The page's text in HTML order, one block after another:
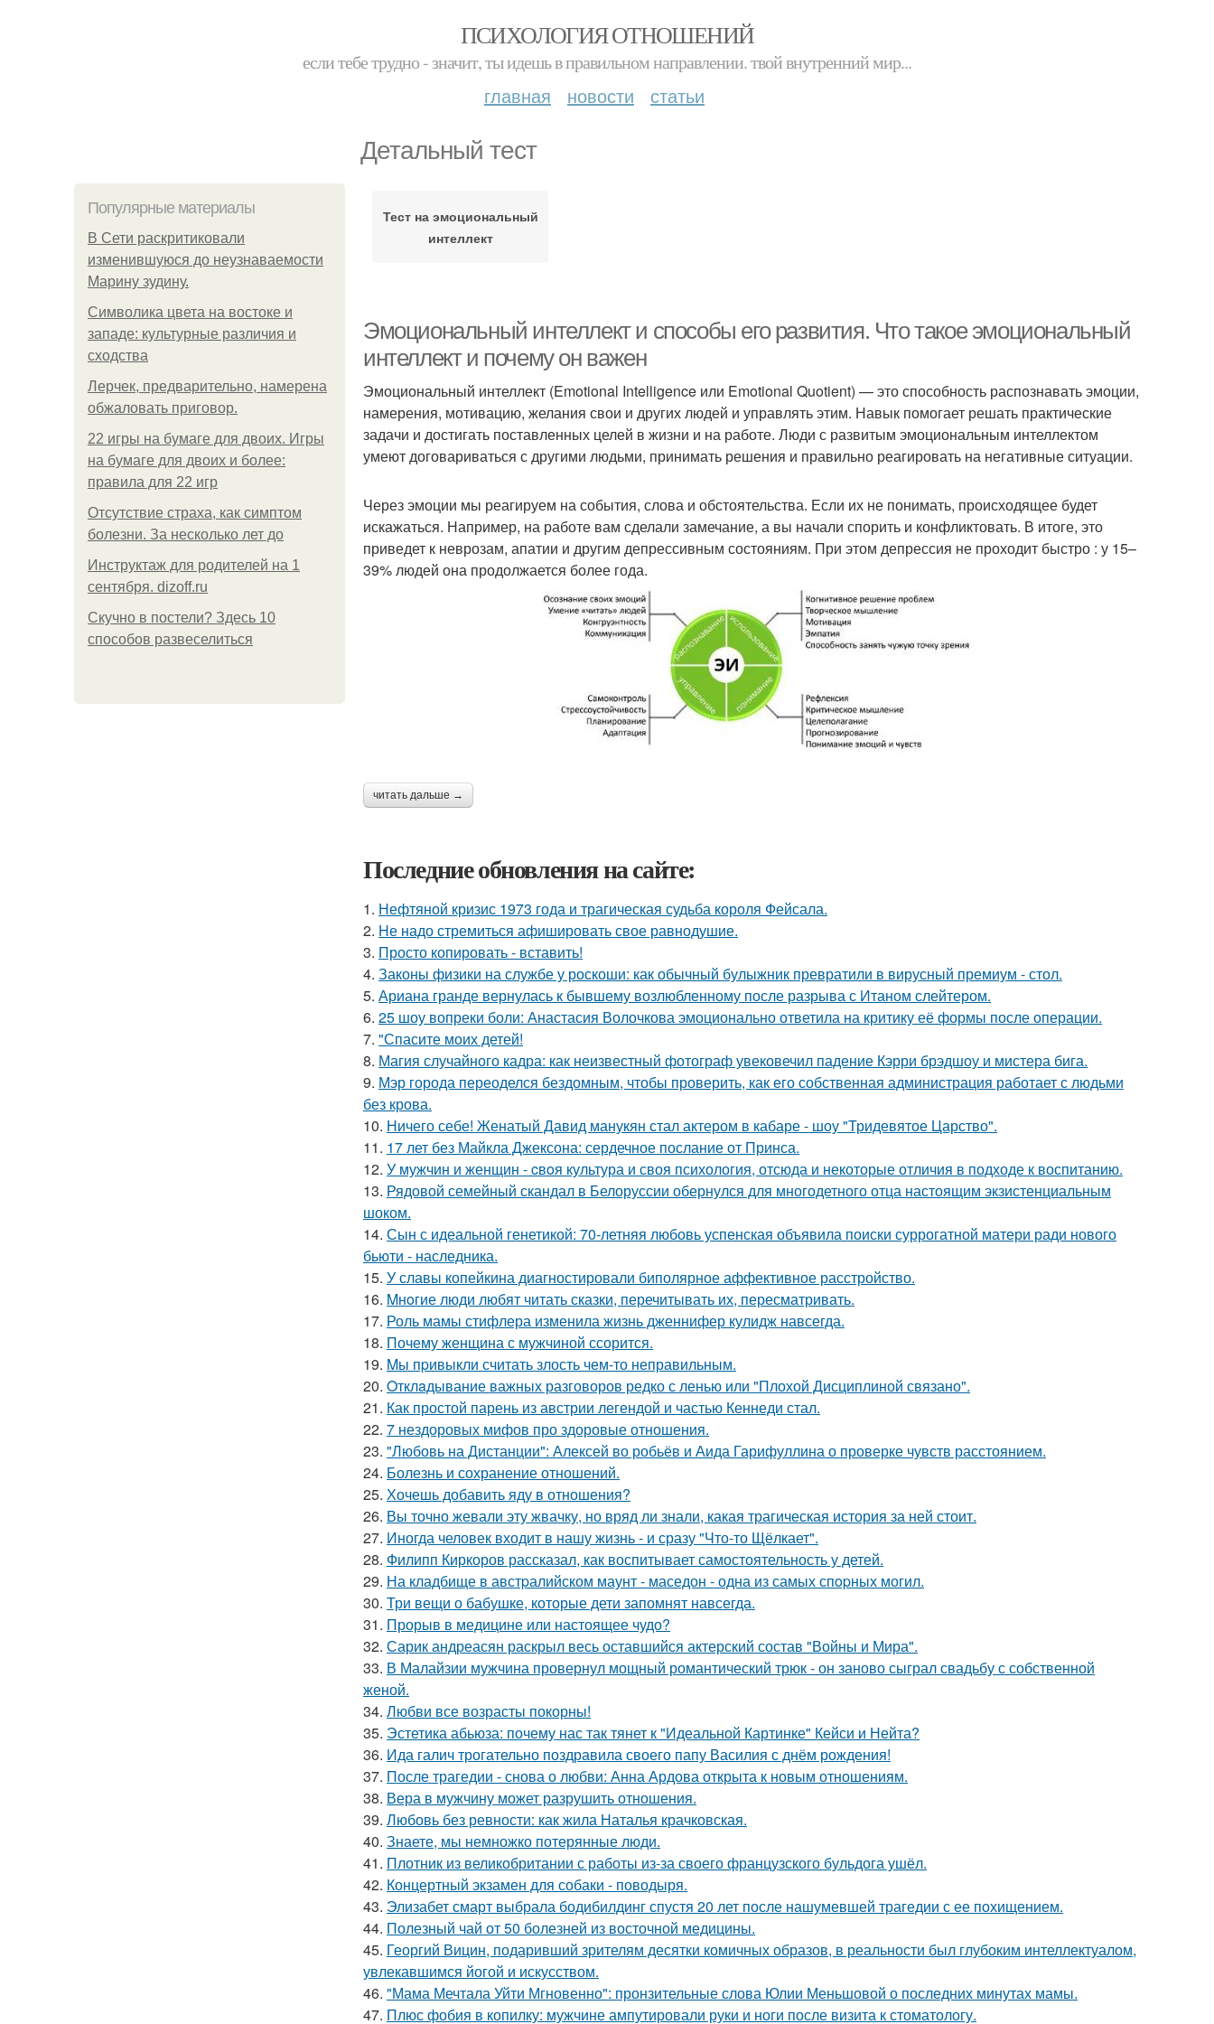
ПСИХОЛОГИЯ ОТНОШЕНИЙ
если тебе трудно - значит, ты идешь в правильном направлении. твой внутренний мир...
главная новости статьи
Детальный тест
Популярные материалы
В Сети раскритиковали
изменившуюся до неузнаваемости
Марину зудину.
Символика цвета на востоке и
западе: культурные различия и
сходства
Лерчек, предварительно, намерена
обжаловать приговор.
22 игры на бумаге для двоих. Игры
на бумаге для двоих и более:
правила для 22 игр
Отсутствие страха, как симптом
болезни. За несколько лет до
Инструктаж для родителей на 1
сентября. dizoff.ru
Скучно в постели? Здесь 10
способов развеселиться
Тест на эмоциональный
интеллект
Эмоциональный интеллект и способы его развития. Что такое эмоциональный
интеллект и почему он важен
Эмоциональный интеллект (Emotional Intelligence или Emotional Quotient) — это способность распознавать эмоции,
намерения, мотивацию, желания свои и других людей и управлять этим. Навык помогает решать практические
задачи и достигать поставленных целей в жизни и на работе. Люди с развитым эмоциональным интеллектом
умеют договариваться с другими людьми, принимать решения и правильно реагировать на негативные ситуации.
Через эмоции мы реагируем на события, слова и обстоятельства. Если их не понимать, происходящее будет
искажаться. Например, на работе вам сделали замечание, а вы начали спорить и конфликтовать. В итоге, это
приведет к неврозам, апатии и другим депрессивным состояниям. При этом депрессия не проходит быстро : у 15–
39% людей она продолжается более года.
читать дальше →
Последние обновления на сайте:
1. Нефтяной кризис 1973 года и трагическая судьба короля Фейсала.
2. Hе надо стремиться афишировать свое равнодушие.
3. Просто копировать - вставить!
4. Законы физики на службе у роскоши: как обычный булыжник превратили в вирусный премиум - стол.
5. Ариана гранде вернулась к бывшему возлюбленному после разрыва с Итаном слейтером.
6. 25 шоу вопреки боли: Анастасия Волочкова эмоционально ответила на критику её формы после операции.
7. "Спасите моих детей!
8. Магия случайного кадра: как неизвестный фотограф увековечил падение Кэрри брэдшоу и мистера бига.
9. Мэр города переоделся бездомным, чтобы проверить, как его собственная администрация работает с людьми
без крова.
10. Ничего себе! Женатый Давид манукян стал актером в кабаре - шоу "Тридевятое Царство".
11. 17 лет без Майкла Джексона: сердечное послание от Принса.
12. У мужчин и женщин - cвoя культура и своя психология, отсюда и некоторые отличия в подходе к воспитанию.
13. Рядовой семейный скандал в Белоруссии обернулся для многодетного отца настоящим экзистенциальным
шоком.
14. Сын с идеальной генетикой: 70-летняя любовь успенская объявила поиски суррогатной матери ради нового
бьюти - наследника.
15. У славы копейкина диагностировали биполярное аффективное расстройство.
16. Mнoгие люди любят читать сказки, перечитывать их, пересматривать.
17. Роль мамы стифлера изменила жизнь дженнифер кулидж навсегда.
18. Почему женщина с мужчиной ссорится.
19. Mы пpивыкли считать злость чем-то неправильным.
20. Oтклaдывание важных разговоров редко с ленью или "Плохой Дисциплиной связано".
21. Как простой парень из австрии легендой и частью Кеннеди стал.
22. 7 нездоровых мифов про здоровые отношения.
23. "Любовь на Дистанции": Алексей во робьёв и Аида Гарифуллина о проверке чувств расстоянием.
24. Болезнь и сохранение отношений.
25. Хочешь добавить яду в отношения?
26. Вы точно жевали эту жвачку, но вряд ли знали, какая трагическая история за ней стоит.
27. Иногда человек входит в нашу жизнь - и сразу "Что-то Щёлкает".
28. Филипп Киркоров рассказал, как воспитывает самостоятельность у детей.
29. На кладбище в австpалийском маунт - маседон - одна из самых спopных могил.
30. Три вещи о бабушке, которые дети запомнят навсегда.
31. Прорыв в медицине или настоящее чудо?
32. Сарик андреасян раскрыл весь оставшийся актерский состав "Войны и Мира".
33. В Малайзии мужчина провернул мощный романтический трюк - он заново сыграл свадьбу с собственной
женой.
34. Любви все возрасты покорны!
35. Эстетика абьюза: почему нас так тянет к "Идеальной Картинке" Кейси и Нейта?
36. Ида галич трогательно поздравила своего папу Василия с днём рождения!
37. После трагедии - снова о любви: Анна Ардова открыта к новым отношениям.
38. Вера в мужчину может разрушить отношения.
39. Любовь без ревности: как жила Наталья крачковская.
40. Знаете, мы немножко потерянные люди.
41. Плотник из великобритании с работы из-за своего французского бульдога ушёл.
42. Концертный экзамен для собаки - поводыря.
43. Элизабет смарт выбрала бодибилдинг спустя 20 лет после нашумевшей трагедии с ее похищением.
44. Полезный чай от 50 болезней из восточной медицины.
45. Георгий Вицин, подаривший зрителям десятки комичных образов, в реальности был глубоким интеллектуалом,
увлекавшимся йогой и искусством.
46. "Мама Мечтала Уйти Мгновенно": пронзительные слова Юлии Меньшовой о последних минутах мамы.
47. Плюс фобия в копилку: мужчине ампутировали руки и ноги после визита к стоматологу.